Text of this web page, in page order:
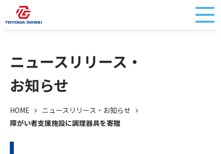
ニュースリリース・
お知らせ
HOME
ニュースリリース・お知らせ
障がい者支援施設に調理器具を寄贈